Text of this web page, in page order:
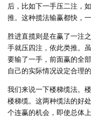
后，比如下一手压二注，
推。这种揽法输赢都快，
胜进直揽则是在赢了一注
手就压四注，依此类推。
要输了一手，前面赢的全
自己的实际情况设定合理的
我们来说一下楼梯缆法。
楼梯缆。这两种缆法的好
个连赢的机会，即使总体